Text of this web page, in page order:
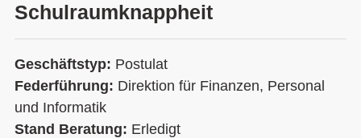
Schulraumknappheit
Geschäftstyp: Postulat
Federführung: Direktion für Finanzen, Personal
und Informatik
Stand Beratung: Erledigt